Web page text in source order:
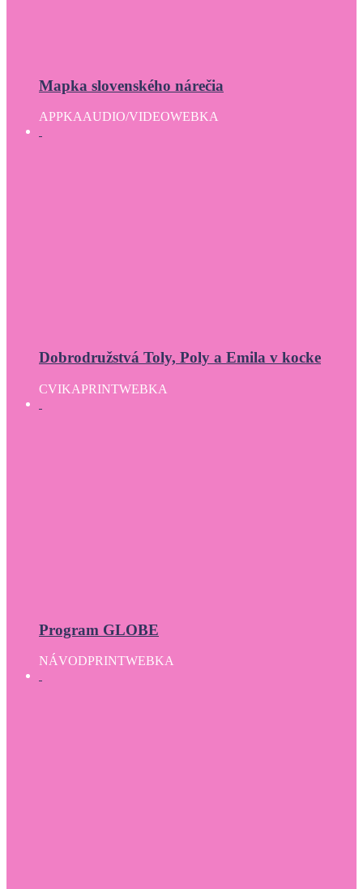
Mapka slovenského nárečia
APPKAAUDIO/VIDEOWEBKA
Dobrodružstvá Toly, Poly a Emila v kocke
CVIKAPRINTWEBKA
Program GLOBE
NÁVODPRINTWEBKA